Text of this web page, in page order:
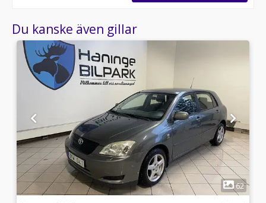
Du kanske även gillar
1
62